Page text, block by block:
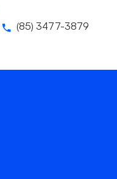
(85) 3477-3879